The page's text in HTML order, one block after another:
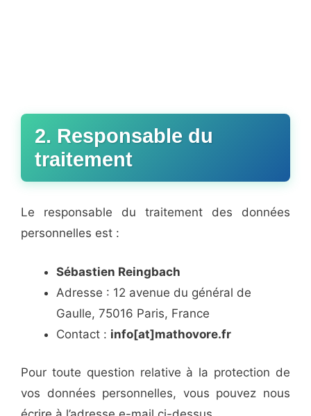
2. Responsable du
traitement
Le responsable du traitement des données
personnelles est :
Sébastien Reingbach
Adresse : 12 avenue du général de
Gaulle, 75016 Paris, France
Contact : info[at]mathovore.fr
Pour toute question relative à la protection de
vos données personnelles, vous pouvez nous